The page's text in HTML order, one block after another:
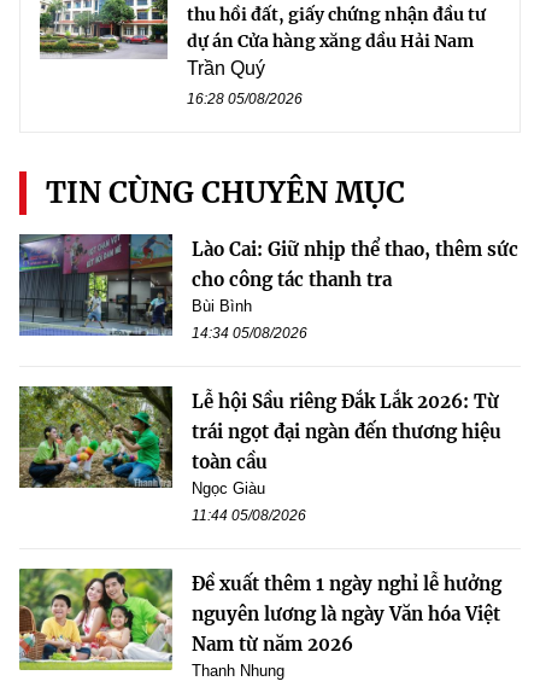
thu hồi đất, giấy chứng nhận đầu tư
dự án Cửa hàng xăng dầu Hải Nam
Trần Quý
16:28 05/08/2026
TIN CÙNG CHUYÊN MỤC
Lào Cai: Giữ nhịp thể thao, thêm sức
cho công tác thanh tra
Bùi Bình
14:34 05/08/2026
Lễ hội Sầu riêng Đắk Lắk 2026: Từ
trái ngọt đại ngàn đến thương hiệu
toàn cầu
Ngọc Giàu
11:44 05/08/2026
Đề xuất thêm 1 ngày nghỉ lễ hưởng
nguyên lương là ngày Văn hóa Việt
Nam từ năm 2026
Thanh Nhung